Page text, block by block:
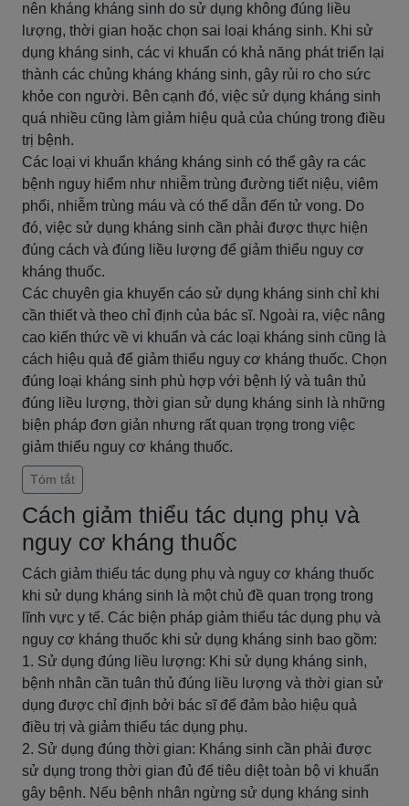
nên kháng kháng sinh do sử dụng không đúng liều
lượng, thời gian hoặc chọn sai loại kháng sinh. Khi sử
dụng kháng sinh, các vi khuẩn có khả năng phát triển lại
thành các chủng kháng kháng sinh, gây rủi ro cho sức
khỏe con người. Bên cạnh đó, việc sử dụng kháng sinh
quá nhiều cũng làm giảm hiệu quả của chúng trong điều
trị bệnh.
Các loại vi khuẩn kháng kháng sinh có thể gây ra các
bệnh nguy hiểm như nhiễm trùng đường tiết niệu, viêm
phổi, nhiễm trùng máu và có thể dẫn đến tử vong. Do
đó, việc sử dụng kháng sinh cần phải được thực hiện
đúng cách và đúng liều lượng để giảm thiểu nguy cơ
kháng thuốc.
Các chuyên gia khuyến cáo sử dụng kháng sinh chỉ khi
cần thiết và theo chỉ định của bác sĩ. Ngoài ra, việc nâng
cao kiến thức về vi khuẩn và các loại kháng sinh cũng là
cách hiệu quả để giảm thiểu nguy cơ kháng thuốc. Chọn
đúng loại kháng sinh phù hợp với bệnh lý và tuân thủ
đúng liều lượng, thời gian sử dụng kháng sinh là những
biện pháp đơn giản nhưng rất quan trọng trong việc
giảm thiểu nguy cơ kháng thuốc.
Tóm tắt
Cách giảm thiểu tác dụng phụ và
nguy cơ kháng thuốc
Cách giảm thiểu tác dụng phụ và nguy cơ kháng thuốc
khi sử dụng kháng sinh là một chủ đề quan trọng trong
lĩnh vực y tế. Các biện pháp giảm thiểu tác dụng phụ và
nguy cơ kháng thuốc khi sử dụng kháng sinh bao gồm:
1. Sử dụng đúng liều lượng: Khi sử dụng kháng sinh,
bệnh nhân cần tuân thủ đúng liều lượng và thời gian sử
dụng được chỉ định bởi bác sĩ để đảm bảo hiệu quả
điều trị và giảm thiểu tác dụng phụ.
2. Sử dụng đúng thời gian: Kháng sinh cần phải được
sử dụng trong thời gian đủ để tiêu diệt toàn bộ vi khuẩn
gây bệnh. Nếu bệnh nhân ngừng sử dụng kháng sinh